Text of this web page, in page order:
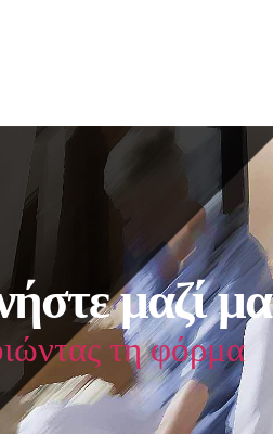
μαζί
τη φόρμα